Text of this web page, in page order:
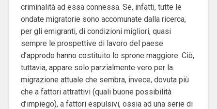
criminalità ad essa connessa. Se, infatti, tutte le
ondate migratorie sono accomunate dalla ricerca,
per gli emigranti, di condizioni migliori, quasi
sempre le prospettive di lavoro del paese
d’approdo hanno costituito lo sprone maggiore. Ciò,
tuttavia, appare solo parzialmente vero per la
migrazione attuale che sembra, invece, dovuta più
che a fattori attrattivi (quali buone possibilità
d’impiego), a fattori espulsivi, ossia ad una serie di